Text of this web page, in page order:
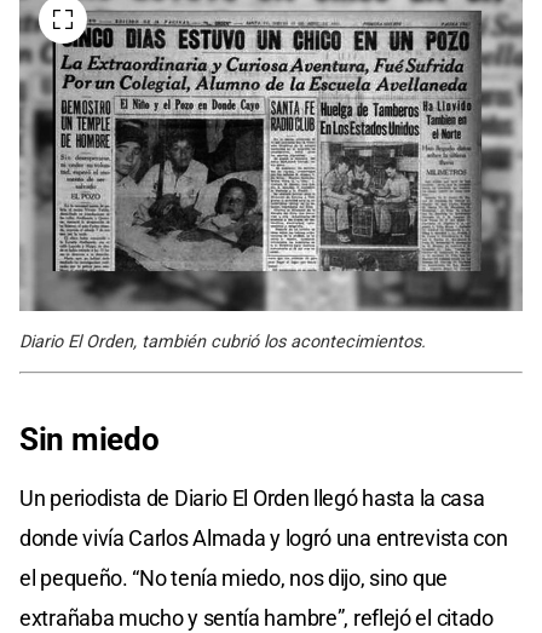
Diario El Orden, también cubrió los acontecimientos.
Sin miedo
Un periodista de Diario El Orden llegó hasta la casa
donde vivía Carlos Almada y logró una entrevista con
el pequeño. “No tenía miedo, nos dijo, sino que
extrañaba mucho y sentía hambre”, reflejó el citado